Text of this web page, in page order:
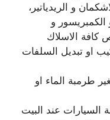
و الريدياتير،
و
كافة الاسلاك
او تبديل السلفات
طرمبة الماء او
السيارات عند البيت